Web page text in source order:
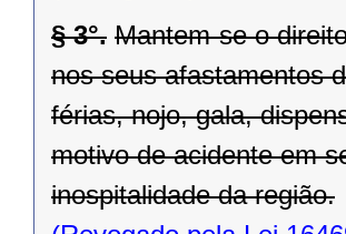
§ 3°. Mantem-se o
nos seus afastamentos
férias, nojo, gala,
motivo de acidente em
inospitalidade da região.